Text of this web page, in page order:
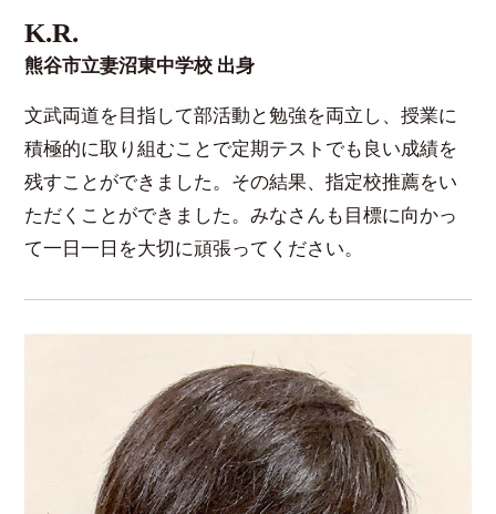
K.R.
熊谷市立妻沼東中学校 出身
文武両道を目指して部活動と勉強を両立し、授業に
積極的に取り組むことで定期テストでも良い成績を
残すことができました。その結果、指定校推薦をい
ただくことができました。みなさんも目標に向かっ
て一日一日を大切に頑張ってください。